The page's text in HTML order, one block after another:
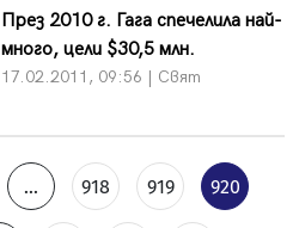
През 2010 г. Гага спечелила най-
много, цели $30,5 млн.
17.02.2011, 09:56 | Свят
... 918 919 920